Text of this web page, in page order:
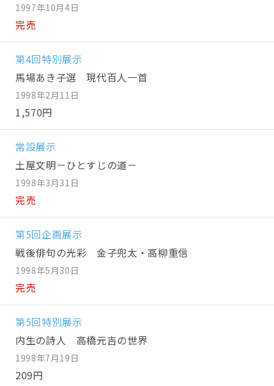
1997年10月4日
完売
第4回特別展示
馬場あき子選 現代百人一首
1998年2月11日
1,570円
常設展示
土屋文明－ひとすじの道－
1998年3月31日
完売
第5回企画展示
戦後俳句の光彩 金子兜太・高柳重信
1998年5月30日
完売
第5回特別展示
内生の詩人 高橋元吉の世界
1998年7月19日
209円